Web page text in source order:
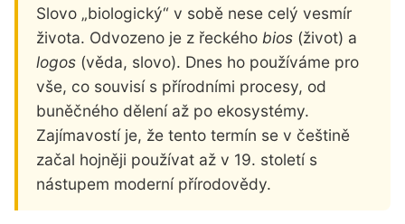
Slovo „biologický“ v sobě nese celý vesmír
života. Odvozeno je z řeckého bios (život) a
logos (věda, slovo). Dnes ho používáme pro
vše, co souvisí s přírodními procesy, od
buněčného dělení až po ekosystémy.
Zajímavostí je, že tento termín se v češtině
začal hojněji používat až v 19. století s
nástupem moderní přírodovědy.